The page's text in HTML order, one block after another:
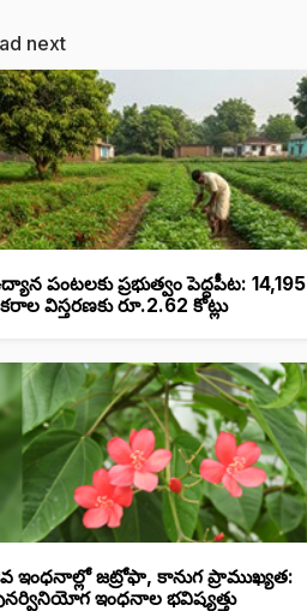
next
పంటలకు ప్రభుత్వం పెద్దపీట: 14,195
విస్తరణకు రూ.2.62 కోట్లు
ఇంధనాల్లో జట్రోఫా, కానుగ ప్రాముఖ్యత:
ఇంధనాల భవిష్యత్తు